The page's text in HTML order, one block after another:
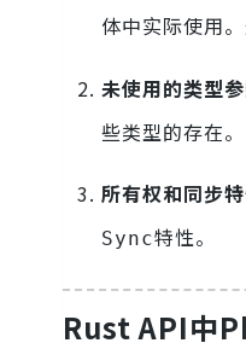
体中实际使用
未使用的类型
些类型的存在。
所有权和同步
Sync特性。
Rust API中